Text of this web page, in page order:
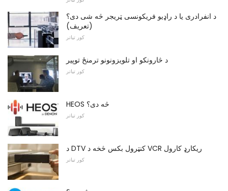
د انفرادری یا د راډیو فریکونسی ټریجر څه شی دی؟
(تعریف)
کور تیاتر
د څارونکو او تلویزونونو ترمنځ توپیر
کور تیاتر
HEOS څه دی؟
کور تیاتر
د DTV کنټرول بکس څخه د VCR ریکارډ کارول
کور تیاتر